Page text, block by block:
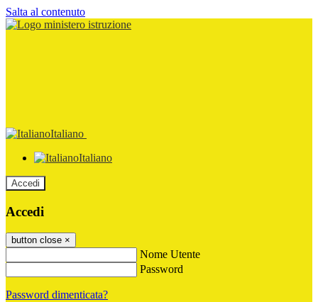
Salta al contenuto
Italiano
Italiano
Accedi
Accedi
button close ×
Nome Utente
Password
Password dimenticata?